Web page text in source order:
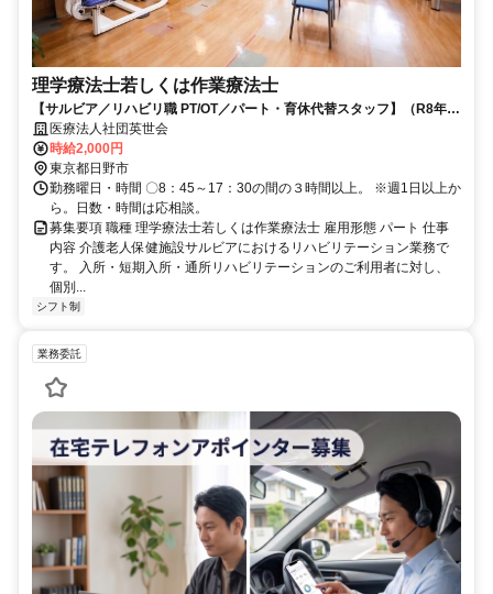
理学療法士若しくは作業療法士
【サルビア／リハビリ職 PT/OT／パート・育休代替スタッフ】（R8年
10月1日～R9年5月31日）
医療法人社団英世会
時給2,000円
東京都日野市
勤務曜日・時間 〇8：45～17：30の間の３時間以上。 ※週1日以上か
ら。日数・時間は応相談。
募集要項 職種 理学療法士若しくは作業療法士 雇用形態 パート 仕事
内容 介護老人保健施設サルビアにおけるリハビリテーション業務で
す。 入所・短期入所・通所リハビリテーションのご利用者に対し、
個別...
シフト制
業務委託